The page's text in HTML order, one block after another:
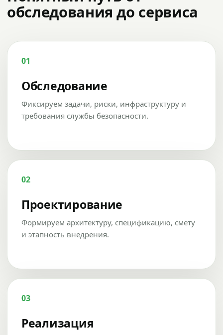
обследования до сервиса
01
Обследование
Фиксируем задачи, риски, инфраструктуру и
требования службы безопасности.
02
Проектирование
Формируем архитектуру, спецификацию, смету
и этапность внедрения.
03
Реализация